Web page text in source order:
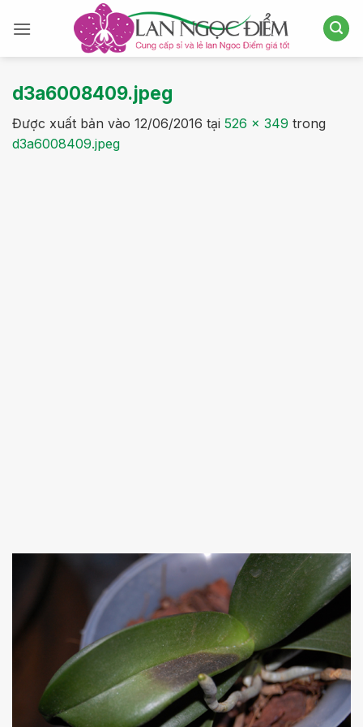
qua
d3a6008409.jpeg
Được xuất bản vào 12/06/2016 tại 526 × 349 trong
d3a6008409.jpeg